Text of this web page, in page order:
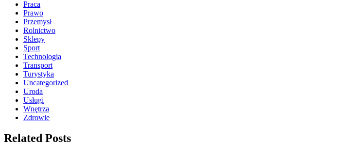
Praca
Prawo
Przemysł
Rolnictwo
Sklepy
Sport
Technologia
Transport
Turystyka
Uncategorized
Uroda
Usługi
Wnętrza
Zdrowie
Related Posts